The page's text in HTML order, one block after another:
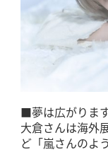
■夢は広がりま
大倉さんは海外
ど「嵐さんのよ